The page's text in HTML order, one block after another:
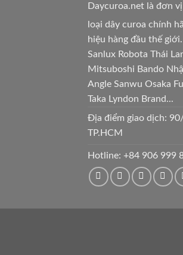
Daycuroa.net là đơn
loại dây curoa chính
hiệu hàng đầu thế
Sanlux Robota Thái
Mitsuboshi Bando
Angle Sanwu Osaka
Taka Lyndon Brand...
Địa điểm giao dịch:
TP.HCM
Hotline: +84 906 999